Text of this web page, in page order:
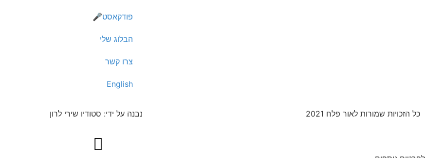
פודקאסט🎤
הבלוג שלי
צרו קשר
English
כל הזכויות שמורות לאור פלח 2021 נבנה על ידי: סטודיו שירי לרון